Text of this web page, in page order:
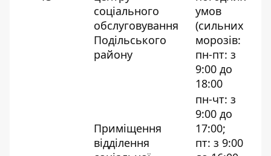
соціального
обслуговування
Подільського
району
умов
(сильних
морозів:
пн-пт: з
9:00 до
18:00
Приміщення
відділення
пн-чт: з
9:00 до
17:00;
пт: з 9:00